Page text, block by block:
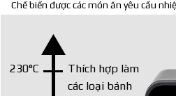
Chế biến được các món ăn yêu cầu
230°C
Thích hợp làm
các loại bánh